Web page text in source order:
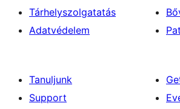
Tárhelyszolgatatás
Adatvédelem
Tanuljunk
Support